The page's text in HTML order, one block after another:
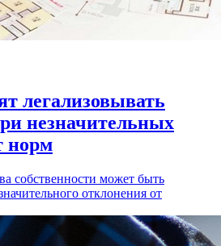
легализовывать
незначительных
норм
собственности может быть
отклонения от